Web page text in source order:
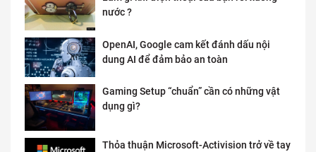
nước ?
OpenAI, Google cam kết đánh dấu nội
dung AI để đảm bảo an toàn
Gaming Setup “chuẩn” cần có những vật
dụng gì?
Thỏa thuận Microsoft-Activision trở về tay